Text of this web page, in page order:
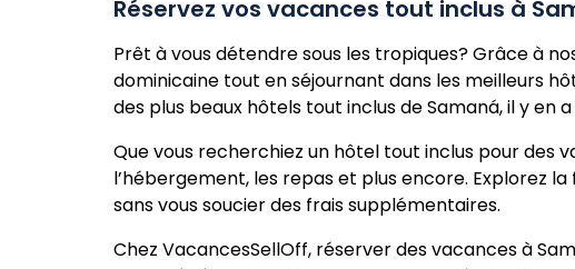
Réservez vos vacances tout inclus à
Prêt à vous détendre sous les tropiques? Grâce à
dominicaine tout en séjournant dans les meilleurs
des plus beaux hôtels tout inclus de Samaná, il y en
Que vous recherchiez un hôtel tout inclus pour des
l’hébergement, les repas et plus encore. Explorez
sans vous soucier des frais supplémentaires.
Chez VacancesSellOff, réserver des vacances à